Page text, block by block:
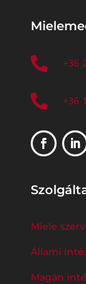
 +36
 +36
Miele
Állami
Magán